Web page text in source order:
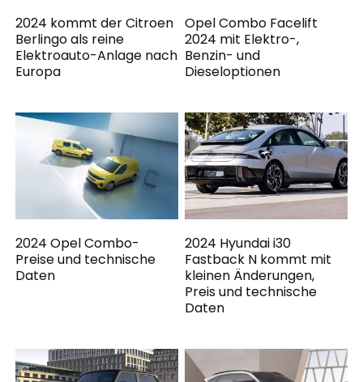
2024 kommt der Citroen
Berlingo als reine
Elektroauto-Anlage nach
Europa
Opel Combo Facelift
2024 mit Elektro-,
Benzin- und
Dieseloptionen
2024 Opel Combo-
Preise und technische
Daten
2024 Hyundai i30
Fastback N kommt mit
kleinen Änderungen,
Preis und technische
Daten